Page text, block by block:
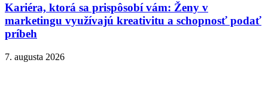
Kariéra, ktorá sa prispôsobí vám: Ženy v
marketingu využívajú kreativitu a schopnosť podať
príbeh
7. augusta 2026